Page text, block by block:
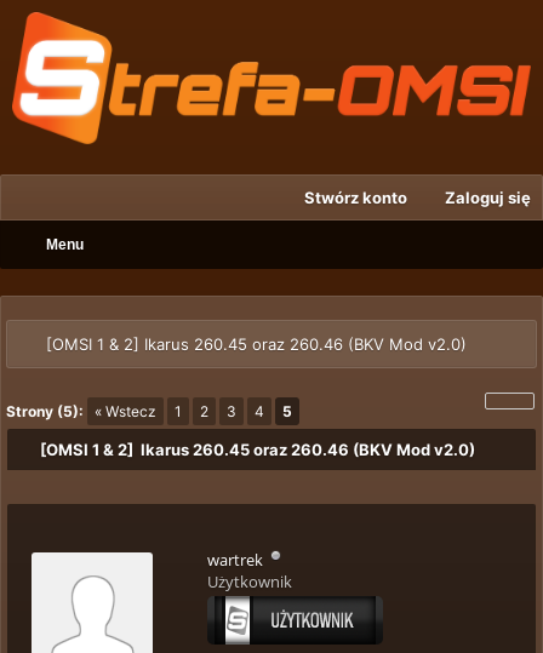
Stwórz konto Zaloguj się
Menu
[OMSI 1 & 2] Ikarus 260.45 oraz 260.46 (BKV Mod v2.0)
Strony (5): « Wstecz 1 2 3 4 5
[OMSI 1 & 2] Ikarus 260.45 oraz 260.46 (BKV Mod v2.0)
wartrek
Użytkownik